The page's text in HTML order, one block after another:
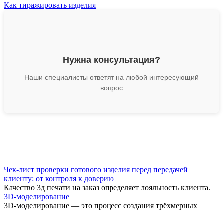
Как тиражировать изделия
Нужна консультация?
Наши специалисты ответят на любой интересующий
вопрос
Чек-лист проверки готового изделия перед передачей
клиенту: от контроля к доверию
Качество 3д печати на заказ определяет лояльность клиента.
3D-моделирование
3D-моделирование — это процесс создания трёхмерных